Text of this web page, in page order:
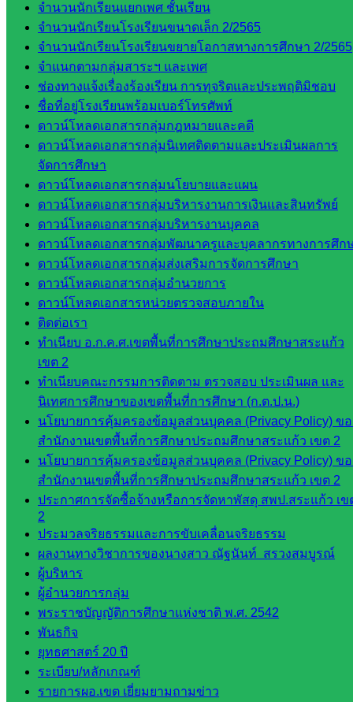
จำนวนนักเรียนแยกเพศ ชั้นเรียน
จำนวนนักเรียนโรงเรียนขนาดเล็ก 2/2565
จำนวนนักเรียนโรงเรียนขยายโอกาสทางการศึกษา 2/2565
จำแนกตามกลุ่มสาระฯ และเพศ
ช่องทางแจ้งเรื่องร้องเรียน การทุจริตและประพฤติมิชอบ
ชื่อที่อยู่โรงเรียนพร้อมเบอร์โทรศัพท์
ดาวน์โหลดเอกสารกลุ่มกฎหมายและคดี
ดาวน์โหลดเอกสารกลุ่มนิเทศติดตามและประเมินผลการ
จัดการศึกษา
ดาวน์โหลดเอกสารกลุ่มนโยบายและแผน
ดาวน์โหลดเอกสารกลุ่มบริหารงานการเงินและสินทรัพย์
ดาวน์โหลดเอกสารกลุ่มบริหารงานบุคคล
ดาวน์โหลดเอกสารกลุ่มพัฒนาครูและบุคลากรทางการศึก
ดาวน์โหลดเอกสารกลุ่มส่งเสริมการจัดการศึกษา
ดาวน์โหลดเอกสารกลุ่มอำนวยการ
ดาวน์โหลดเอกสารหน่วยตรวจสอบภายใน
ติดต่อเรา
ทำเนียบ อ.ก.ค.ศ.เขตพื้นที่การศึกษาประถมศึกษาสระแก้ว
เขต 2
ทำเนียบคณะกรรมการติดตาม ตรวจสอบ ประเมินผล และ
นิเทศการศึกษาของเขตพื้นที่การศึกษา (ก.ต.ป.น.)
นโยบายการคุ้มครองข้อมูลส่วนบุคคล (Privacy Policy) ข
สำนักงานเขตพื้นที่การศึกษาประถมศึกษาสระแก้ว เขต 2
นโยบายการคุ้มครองข้อมูลส่วนบุคคล (Privacy Policy) ข
สำนักงานเขตพื้นที่การศึกษาประถมศึกษาสระแก้ว เขต 2
ประกาศการจัดซื้อจ้างหรือการจัดหาพัสดุ สพป.สระแก้ว เข
2
ประมวลจริยธรรมและการขับเคลื่อนจริยธรรม
ผลงานทางวิชาการของนางสาว ณัฐนันท์ สรวงสมบูรณ์
ผู้บริหาร
ผู้อำนวยการกลุ่ม
พระราชบัญญัติการศึกษาแห่งชาติ พ.ศ. 2542
พันธกิจ
ยุทธศาสตร์ 20 ปี
ระเบียบ/หลักเกณฑ์
รายการผอ.เขต เยี่ยมยามถามข่าว
และบุ
คลากรฯ
กลุ่มนิ
เทศ
ติดตาม
และประ
เมินผลฯ
เว็บไซต์
หลักสูตร
ต้าน
ทุจริต
ห้อง
นิเทศ
ศน.นิพนธ์
พรมพิไล
ห้อง
นิเทศ
ศน.ชยา
ธิศ/
ศน.อัญชลี
ห้อง
นิเทศ
ดร.สราว
ดี เพ็งศรี
โคตร
เว็บไซต์
คณะ
กรรมการ
ก.ต.ป.น.
เว็บไซต์
อ.ค.ก.ศ.เขต
พื้นที่การ
ศึกษา